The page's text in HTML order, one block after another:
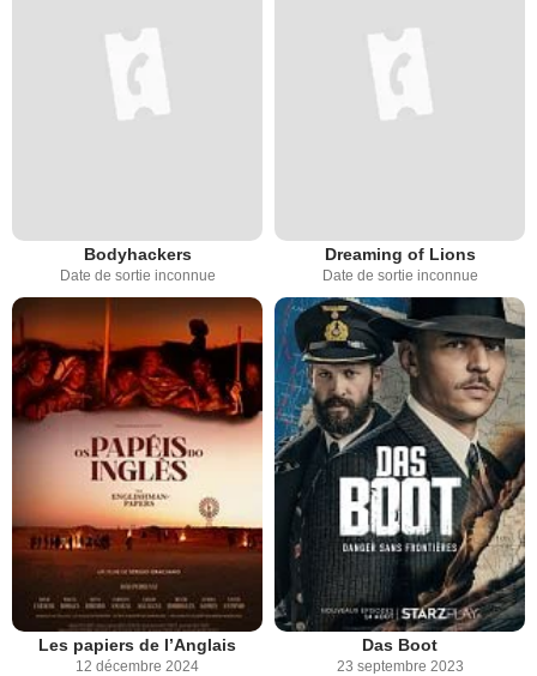
Bodyhackers
Date de sortie inconnue
Dreaming of Lions
Date de sortie inconnue
Les papiers de l’Anglais
12 décembre 2024
Das Boot
23 septembre 2023